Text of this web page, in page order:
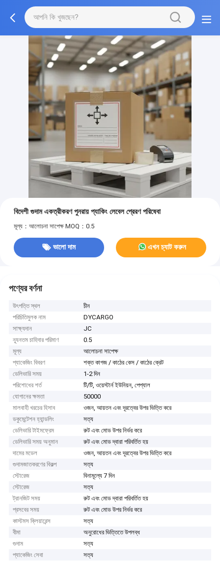
বিদেশী গুদাম একত্রীকরণ পুনরায় প্যাকিং লেবেল প্রেরণ পরিষেবা
মূল্য：আলোচনা সাপেক্ষ MOQ：0.5
ভালো দাম এখন চ্যাট করুন
পণ্যের বর্ণনা
উৎপত্তি স্থল
চীন
পরিচিতিমুলক নাম
DYCARGO
সাক্ষ্যদান
JC
ন্যূনতম চাহিদার পরিমাণ
0.5
মূল্য
আলোচনা সাপেক্ষ
প্যাকেজিং বিবরণ
শক্ত কাগজ / কাঠের কেস / কাঠের ক্রেট
ডেলিভারি সময়
1-2 দিন
পরিশোধের শর্ত
টি/টি, ওয়েস্টার্ন ইউনিয়ন, পেপ্যাল
যোগানের ক্ষমতা
50000
মালবাহী খরচের হিসাব
ওজন, আয়তন এবং দূরত্বের উপর ভিত্তি করে
ডকুমেন্টেশন হ্যান্ডলিং
সত্য
ডেলিভারি টাইমফ্রেম
রুট এবং মোড উপর নির্ভর করে
ডেলিভারি সময় অনুমান
রুট এবং মোড দ্বারা পরিবর্তিত হয়
দামের মডেল
ওজন, আয়তন এবং দূরত্বের উপর ভিত্তি করে
গুদামজাতকরণের বিকল্প
সত্য
স্টোরেজ
বিনামূল্যে 7 দিন
স্টোরেজ
সত্য
ট্রানজিট সময়
রুট এবং মোড দ্বারা পরিবর্তিত হয়
প্রসবের সময়
রুট এবং মোড উপর নির্ভর করে
কাস্টমস ক্লিয়ারেন্স
সত্য
বীমা
অনুরোধের ভিত্তিতে উপলব্ধ
গুদাম
সত্য
প্যাকেজিং সেবা
সত্য